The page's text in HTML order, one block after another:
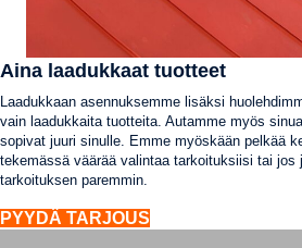
Aina laadukkaat tuotteet
Laadukkaan asennuksemme lisäksi
vain laadukkaita tuotteita. Autamme myös
sopivat juuri sinulle. Emme myöskään pelkää
tekemässä väärää valintaa tarkoituksiisi tai jos
tarkoituksen paremmin.
PYYDÄ TARJOUS